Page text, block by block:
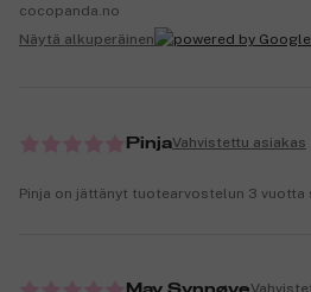
cocopanda.no
Näytä alkuperäinen
PinjaVahvistettu asiakas
Pinja on jättänyt tuotearvostelun 3 vuotta